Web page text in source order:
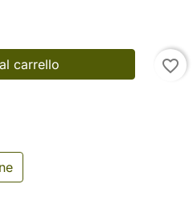
carrello favorite_border